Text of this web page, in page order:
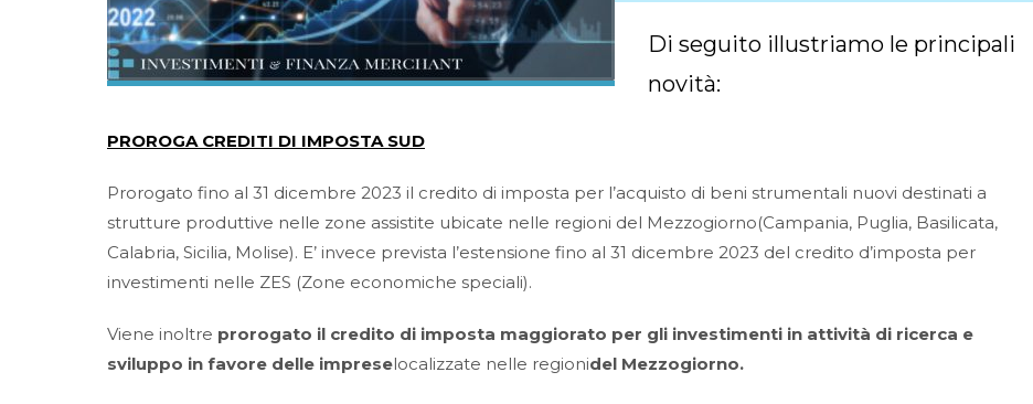
Di seguito illustriamo le principali
novità:
PROROGA CREDITI DI IMPOSTA SUD
Prorogato fino al 31 dicembre 2023 il credito di imposta per l’acquisto di beni strumentali nuovi destinati a
strutture produttive nelle zone assistite ubicate nelle regioni del Mezzogiorno(Campania, Puglia, Basilicata,
Calabria, Sicilia, Molise). E’ invece prevista l’estensione fino al 31 dicembre 2023 del credito d’imposta per
investimenti nelle ZES (Zone economiche speciali).
Viene inoltre prorogato il credito di imposta maggiorato per gli investimenti in attività di ricerca e
sviluppo in favore delle impreselocalizzate nelle regionidel Mezzogiorno.